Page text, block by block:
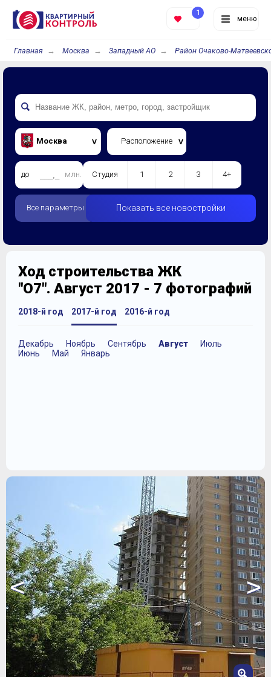
меню
1
Главная Москва Западный АО Район Очаково-
Москва Расположение
до млн. Студия 1 2 3 4+
Все параметры Показать все новостройки
Ход строительства ЖК
"О7". Август 2017 - 7 фотографий
2018-й год 2017-й год
Декабрь Ноябрь Сентябрь Август
Июль
Июнь
Май Январь
2016-й год
< >